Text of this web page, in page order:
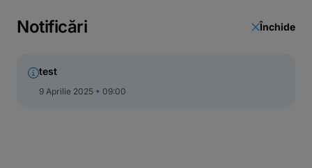
Unități și bancomate
Call Center
Notificări Închide
test
9 Aprilie 2025 09:00